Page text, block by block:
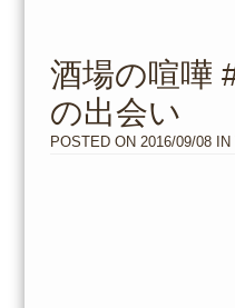
content
酒場の喧嘩
の出会い
POSTED ON 2016/09/08IN